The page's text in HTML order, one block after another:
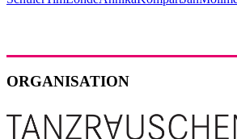
ORGANISATION